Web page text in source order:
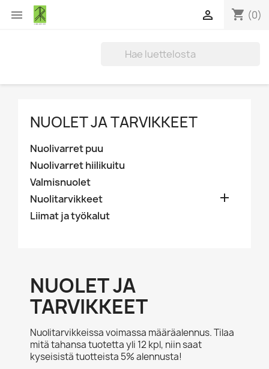
 shopping_cart (0)

NUOLET JA TARVIKKEET
Nuolivarret puu
Nuolivarret hiilikuitu
Valmisnuolet
Nuolitarvikkeet

Liimat ja työkalut
NUOLET JA
TARVIKKEET
Nuolitarvikkeissa voimassa määräalennus. Tilaa
mitä tahansa tuotetta yli 12 kpl, niin saat
kyseisistä tuotteista 5% alennusta!